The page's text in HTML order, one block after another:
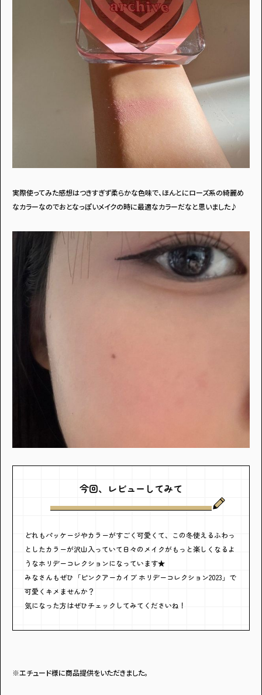
実際使ってみた感想はつきすぎず柔らかな色味で、ほんとにローズ系の綺麗め
なカラーなのでおとなっぽいメイクの時に最適なカラーだなと思いました♪
今回、レビューしてみて
どれもパッケージやカラーがすごく可愛くて、この冬使えるふわっ
としたカラーが沢山入っていて日々のメイクがもっと楽しくなるよ
うなホリデーコレクションになっています★
みなさんもぜひ「ピンクアーカイブ ホリデーコレクション2023」で
可愛くキメませんか？
気になった方はぜひチェックしてみてくださいね！
※エチュード様に商品提供をいただきました。